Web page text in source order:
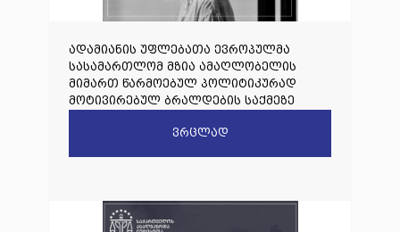
ადამიანის უფლებათა ევროპულმა
სასამართლომ მზია ამაღლობელის
მიმართ წარმოებულ პოლიტიკურად
მოტივირებულ ბრალდების საქმეზე
დაარეგისტრირავრცლად